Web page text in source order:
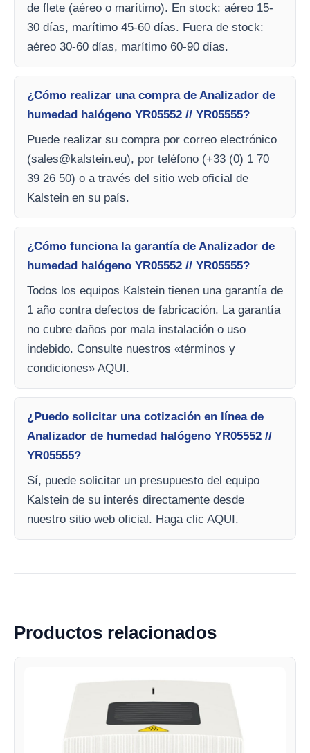
de flete (aéreo o marítimo). En stock: aéreo 15-
30 días, marítimo 45-60 días. Fuera de stock:
aéreo 30-60 días, marítimo 60-90 días.
¿Cómo realizar una compra de Analizador de
humedad halógeno YR05552 // YR05555?
Puede realizar su compra por correo electrónico
(sales@kalstein.eu), por teléfono (+33 (0) 1 70
39 26 50) o a través del sitio web oficial de
Kalstein en su país.
¿Cómo funciona la garantía de Analizador de
humedad halógeno YR05552 // YR05555?
Todos los equipos Kalstein tienen una garantía de
1 año contra defectos de fabricación. La garantía
no cubre daños por mala instalación o uso
indebido. Consulte nuestros «términos y
condiciones» AQUI.
¿Puedo solicitar una cotización en línea de
Analizador de humedad halógeno YR05552 //
YR05555?
Sí, puede solicitar un presupuesto del equipo
Kalstein de su interés directamente desde
nuestro sitio web oficial. Haga clic AQUI.
Productos relacionados